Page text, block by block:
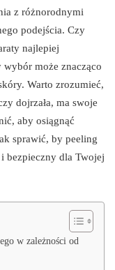
z różnorodnymi
podejścia. Czy
najlepiej
wybór może znacząco
Warto zrozumieć,
dojrzała, ma swoje
aby osiągnąć
sprawić, by peeling
bezpieczny dla Twojej
w zależności od